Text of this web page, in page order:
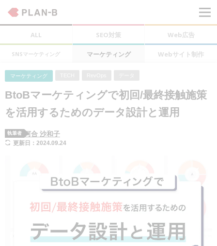
ALL SEO対策 Web広告
SNSマーケティング マーケティング Webサイト制作
マーケティング
BtoBマーケティングで初回/最終接触施策
を活用するためのデータ設計と運用
執筆者 河合 沙和子
更新日：2024.09.24